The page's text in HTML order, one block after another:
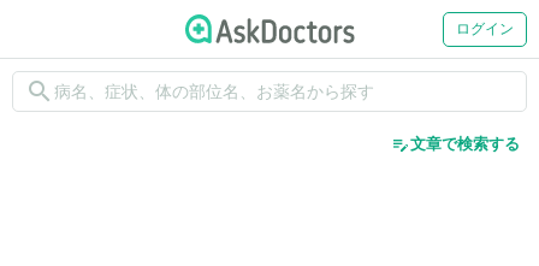
ログイン
search
edit_note文章で検索する